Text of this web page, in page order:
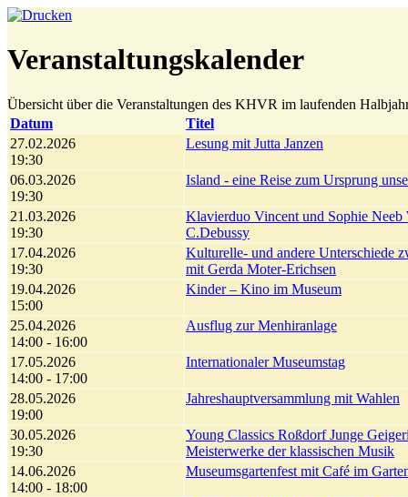
Veranstaltungskalender
Übersicht über die Veranstaltungen des KHVR im laufenden
Datum
Titel
27.02.2026
19:30
Lesung mit Jutta Janzen
06.03.2026
19:30
Island - eine Reise zum Ursprung
21.03.2026
19:30
Klavierduo Vincent und Sophie
C.Debussy
17.04.2026
19:30
Kulturelle- und andere Unterschiede
mit Gerda Moter-Erichsen
19.04.2026
15:00
Kinder – Kino im Museum
25.04.2026
14:00 - 16:00
Ausflug zur Menhiranlage
17.05.2026
14:00 - 17:00
Internationaler Museumstag
28.05.2026
19:00
Jahreshauptversammlung mit Wahlen
30.05.2026
19:30
Young Classics Roßdorf Junge
Meisterwerke der klassischen Musik
14.06.2026
14:00 - 18:00
Museumsgartenfest mit Café im